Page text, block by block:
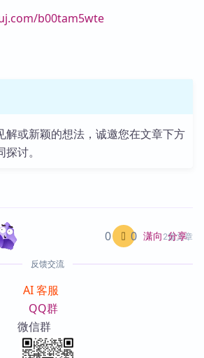
b00tam5wte
解或新颖的想法，诚邀您在文章下方
讨。
潇向 2篇文章
0 0 分享
反馈交流
AI 客服
QQ群
微信群